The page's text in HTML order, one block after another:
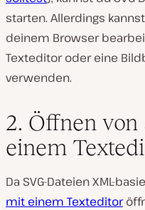
starten. Allerdings
deinem Browser
Texteditor oder eine
verwenden.
2. Öffnen
einem
Da SVG-Dateien XML-
mit einem Texteditor